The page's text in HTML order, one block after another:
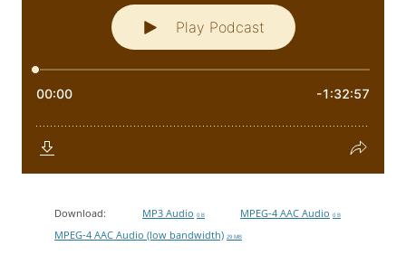
Download: MP3 Audio 0 B MPEG-4 AAC Audio 0 B
MPEG-4 AAC Audio (low bandwidth) 29 MB